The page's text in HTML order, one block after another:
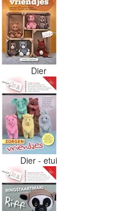
Dier
Dier - etui